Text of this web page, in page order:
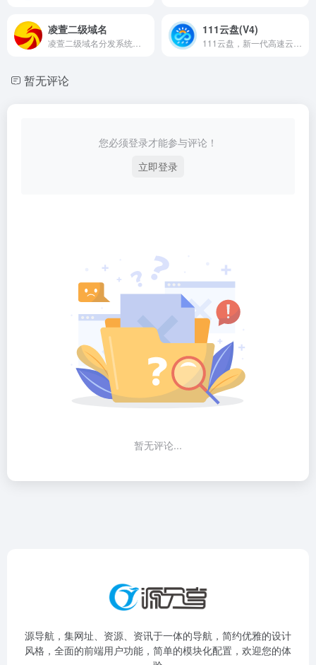
凌萱二级域名 111云盘(V4)
暂无评论
您必须登录才能参与评论！
立即登录
暂无评论...
源导航，集网址、资源、资讯于一体的导航，简约优雅的设计
风格，全面的前端用户功能，简单的模块化配置，欢迎您的体